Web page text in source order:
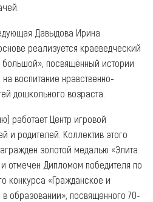
Давыдова Ирина
реализуется краеведческий
посвящённый истории
воспитание нравственно-
дошкольного возраста.
работает Центр игровой
и родителей. Коллектив этого
золотой медалью «Элита
отмечен Дипломом победителя по
конкурса «Гражданское и
в образовании», посвященного 70-